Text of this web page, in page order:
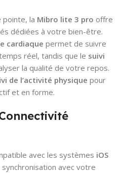
pointe, la Mibro lite 3 pro offre
dédiées à votre bien-être.
cardiaque permet de suivre
réel, tandis que le suivi
la qualité de votre repos.
de l’activité physique pour
et en forme.
avec les systèmes iOS
synchronisation avec votre